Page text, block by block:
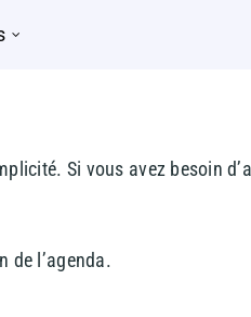
Si vous avez besoin
de l’agenda.